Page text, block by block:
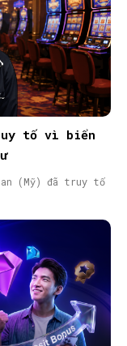
tố vì biển
(Mỹ) đã truy tố